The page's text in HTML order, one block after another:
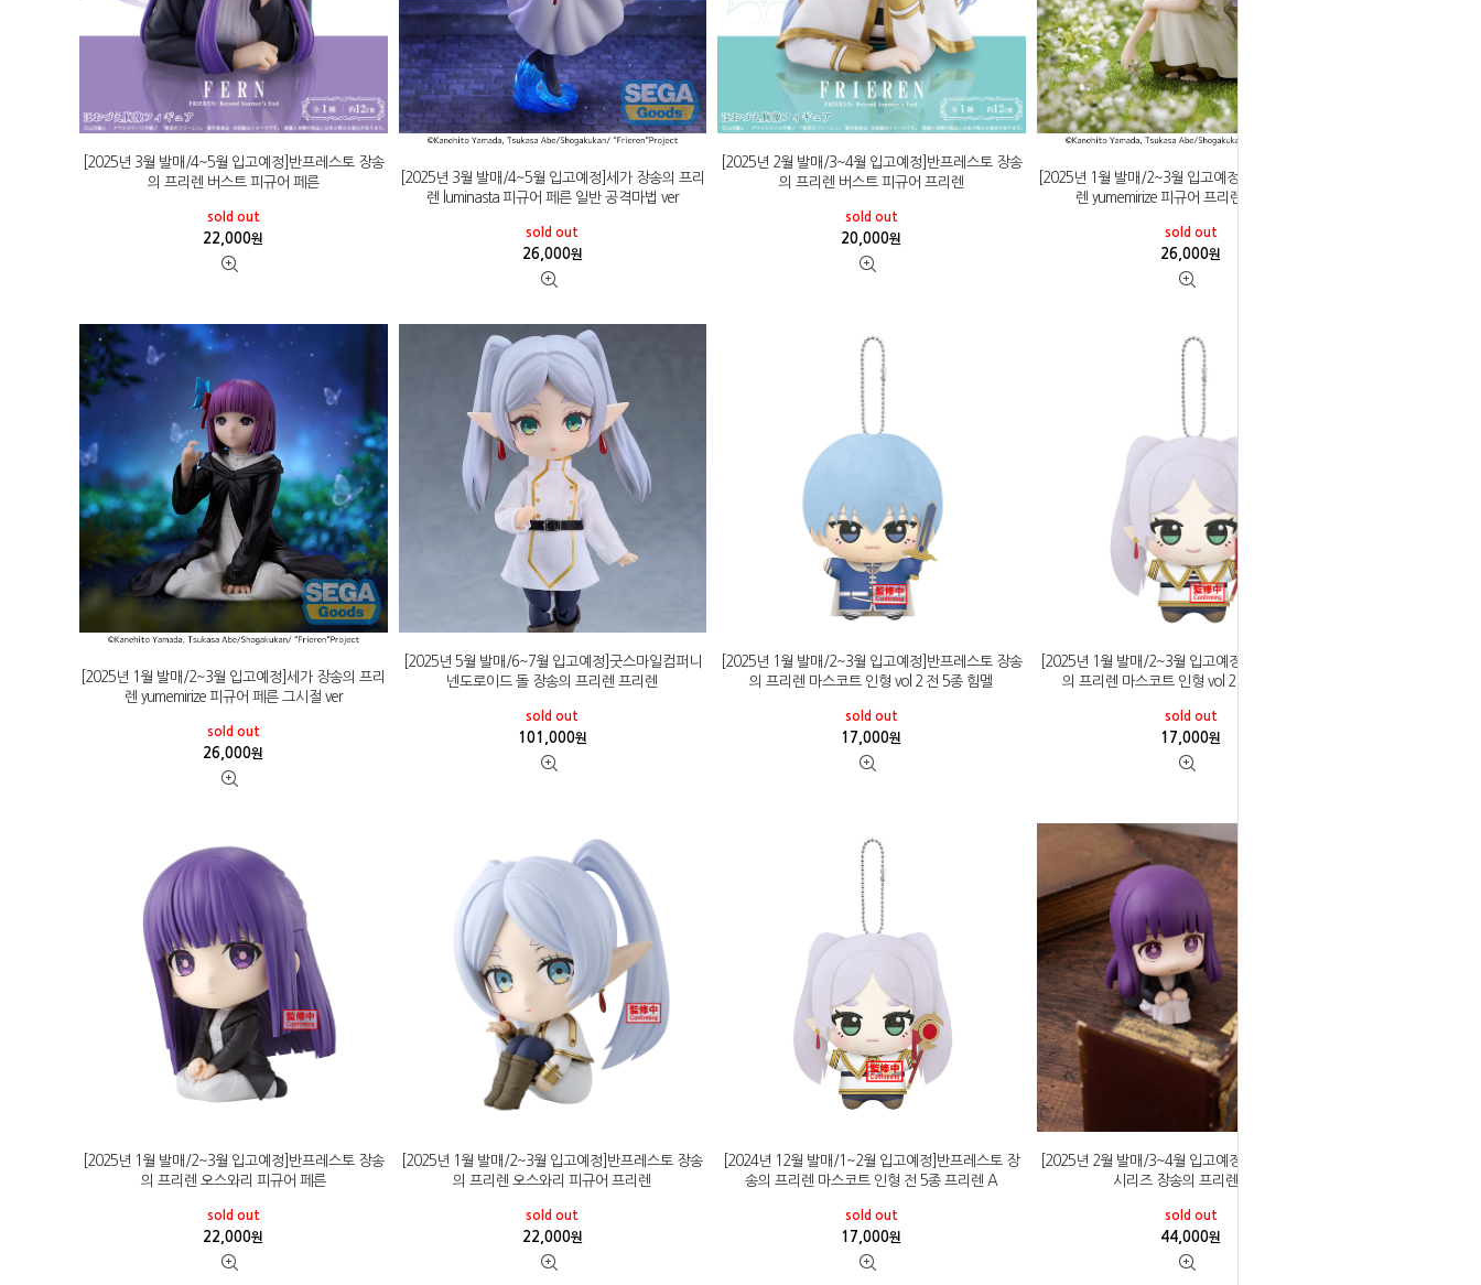
[2025년 3월 발매/4~5월 입고예정]반프레스토 장송
의 프리렌 버스트 피규어 페른
sold out
22,000원
[2025년 3월 발매/4~5월 입고예정]세가 장송의 프리
렌 luminasta 피규어 페른 일반 공격마법 ver
sold out
26,000원
[2025년 2월 발매/3~4월 입고예정]반프레스토 장송
의 프리렌 버스트 피규어 프리렌
sold out
20,000원
[2025년 1월 발매/2~3월 입고예정]세가 장송의 프리
렌 yumemirize 피규어 프리렌 그시절 ver
sold out
26,000원
[2025년 1월 발매/2~3월 입고예정]세가 장송의 프리
렌 yumemirize 피규어 페른 그시절 ver
sold out
26,000원
[2025년 5월 발매/6~7월 입고예정]굿스마일컴퍼니
넨도로이드 돌 장송의 프리렌 프리렌
sold out
101,000원
[2025년 1월 발매/2~3월 입고예정]반프레스토 장송
의 프리렌 마스코트 인형 vol 2 전 5종 힘멜
sold out
17,000원
[2025년 1월 발매/2~3월 입고예정]반프레스토 장송
의 프리렌 마스코트 인형 vol 2 전 5종 프리렌
sold out
17,000원
[2025년 1월 발매/2~3월 입고예정]반프레스토 장송
의 프리렌 오스와리 피규어 페른
sold out
22,000원
[2025년 1월 발매/2~3월 입고예정]반프레스토 장송
의 프리렌 오스와리 피규어 프리렌
sold out
22,000원
[2024년 12월 발매/1~2월 입고예정]반프레스토 장
송의 프리렌 마스코트 인형 전 5종 프리렌 A
sold out
17,000원
[2025년 2월 발매/3~4월 입고예정]메가하우스 룩업
시리즈 장송의 프리렌 페른
sold out
44,000원